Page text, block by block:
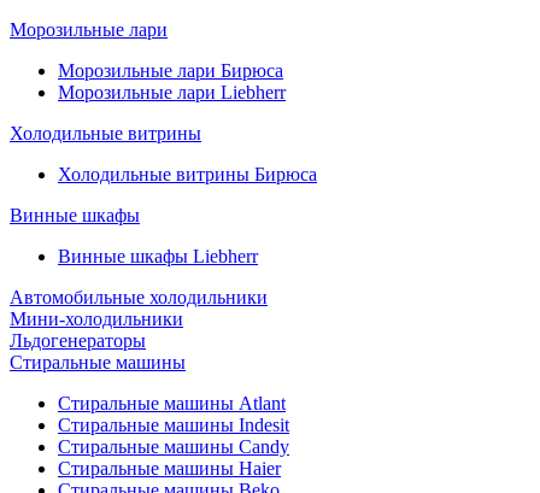
Морозильные лари
Морозильные лари Бирюса
Морозильные лари Liebherr
Холодильные витрины
Холодильные витрины Бирюса
Винные шкафы
Винные шкафы Liebherr
Автомобильные холодильники
Мини-холодильники
Льдогенераторы
Стиральные машины
Стиральные машины Atlant
Стиральные машины Indesit
Стиральные машины Candy
Стиральные машины Haier